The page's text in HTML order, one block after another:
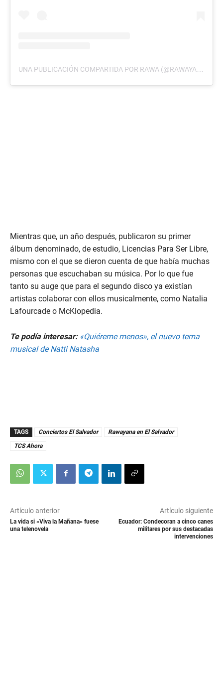
UNA PUBLICACIÓN COMPARTIDA POR RAWA (@RAWAYANA)
Mientras que, un año después, publicaron su primer
álbum denominado, de estudio, Licencias Para Ser Libre,
mismo con el que se dieron cuenta de que había muchas
personas que escuchaban su música. Por lo que fue
tanto su auge que para el segundo disco ya existían
artistas colaborar con ellos musicalmente, como Natalia
Lafourcade o McKlopedia.
Te podía interesar: «Quiéreme menos», el nuevo tema
musical de Natti Natasha
TAGS Conciertos El Salvador
Rawayana en El Salvador
TCS Ahora
Artículo anterior
La vida si «Viva la Mañana» fuese
una telenovela
Artículo siguiente
Ecuador: Condecoran a cinco canes
militares por sus destacadas
intervenciones